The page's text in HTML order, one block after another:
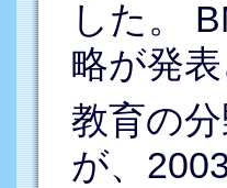
した。
略が発表
教育の
が、